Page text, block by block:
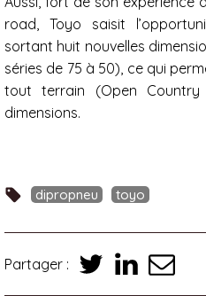
road, Toyo saisit
sortant huit nouvelles
séries de 75 à 50), ce qui
tout terrain (Open
dimensions.
dipropneu toyo
Partager :